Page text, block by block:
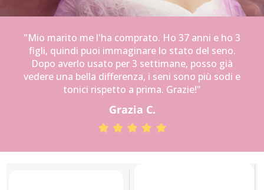
"Mio marito me l'ha comprato. Ho 37 anni e ho 3
figli, quindi puoi immaginare lo stato del seno.
Dopo averlo usato per 3 settimane, posso già
vedere una bella differenza, i seni sono più sodi e
tonici rispetto a prima. Grazie!"
Grazia C.